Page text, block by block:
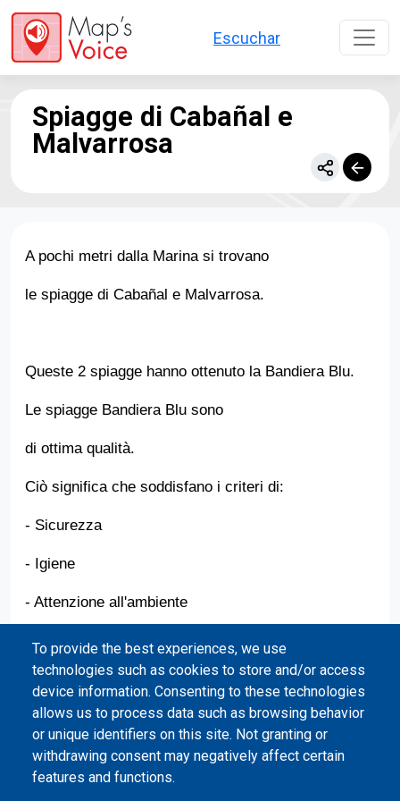
Salta al contenuto principale
Escuchar
Spiagge di Cabañal e
Malvarrosa
A pochi metri dalla Marina si trovano
le spiagge di Cabañal e Malvarrosa.
Queste 2 spiagge hanno ottenuto la Bandiera Blu.
Le spiagge Bandiera Blu sono
di ottima qualità.
Ciò significa che soddisfano i criteri di:
- Sicurezza
- Igiene
- Attenzione all'ambiente
Il pittore valenciano Joaquín Sorolla
dipinse queste spiagge molte volte.
Il lungomare è pieno di ristoranti.
Ritorna all'indice
To provide the best experiences, we use
technologies such as cookies to store and/or access
device information. Consenting to these technologies
allows us to process data such as browsing behavior
or unique identifiers on this site. Not granting or
withdrawing consent may negatively affect certain
features and functions.